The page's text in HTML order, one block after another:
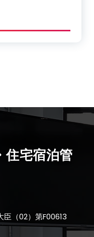
住宅宿泊管
（02）第F00613